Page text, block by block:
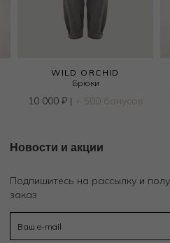
WILD ORCHID
Брюки
10 000 ₽| + 500 бонусов
Новости и акции
Подпишитесь на рассылку и
заказ